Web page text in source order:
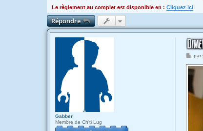
Le règlement au complet est disponible en : Cliquez ici
Répondre
Gabber
Membre de Ch'ti Lug
M
s
s
a
e
par